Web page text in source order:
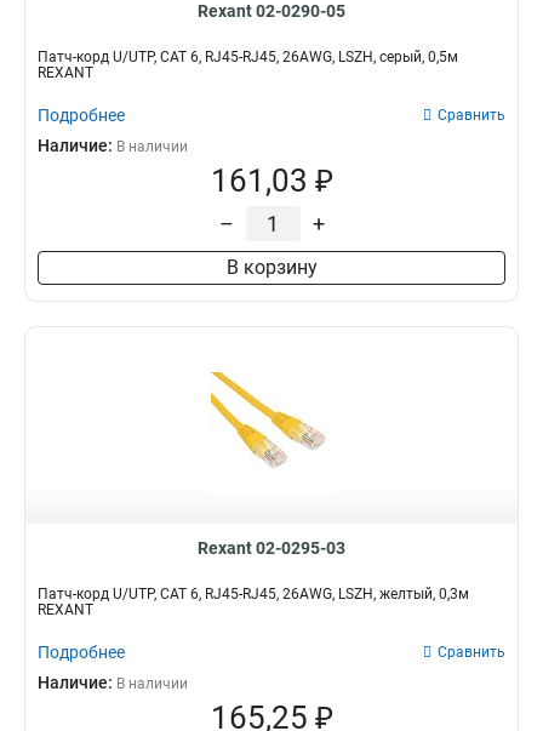
Rexant 02-0290-05
Патч-корд U/UTP, CAT 6, RJ45-RJ45, 26AWG, LSZH, серый, 0,5м
REXANT
Подробнее Сравнить
Наличие: В наличии
161,03 ₽
– +
В корзину
Rexant 02-0295-03
Патч-корд U/UTP, CAT 6, RJ45-RJ45, 26AWG, LSZH, желтый, 0,3м
REXANT
Подробнее Сравнить
Наличие: В наличии
165,25 ₽